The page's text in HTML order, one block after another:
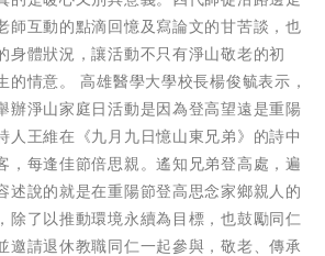
師互動的點滴回憶及寫論文的甘苦談，也
身體狀況，讓活動不只有淨山敬老的初
的情意。 高雄醫學大學校長楊俊毓表示，
辦淨山家庭日活動是因為登高望遠是重陽
人王維在《九月九日憶山東兄弟》的詩中
，每逢佳節倍思親。遙知兄弟登高處，遍
述說的就是在重陽節登高思念家鄉親人的
除了以推動環境永續為目標，也鼓勵同仁
邀請退休教職同仁一起參與，敬老、傳承